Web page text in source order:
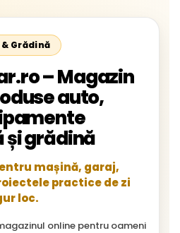
& Grădină
– Magazin
auto,
și grădină
mașină, garaj,
practice de zi
loc.
online pentru oameni